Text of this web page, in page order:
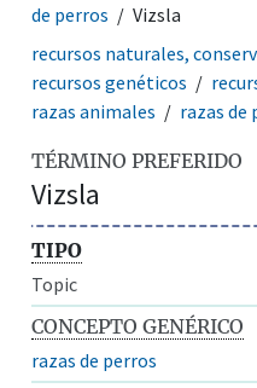
de perros
Vizsla
recursos naturales,
recursos genéticos
razas animales
razas de
TÉRMINO PREFERIDO
Vizsla
TIPO
Topic
CONCEPTO GENÉRICO
razas de perros